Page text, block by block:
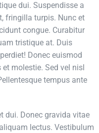
dui. Suspendisse a
fringilla turpis. Nunc et
congue. Curabitur
tristique at. Duis
Donec euismod
molestie. Sed vel nisl
tempus ante
dui. Donec gravida vitae
lectus. Vestibulum